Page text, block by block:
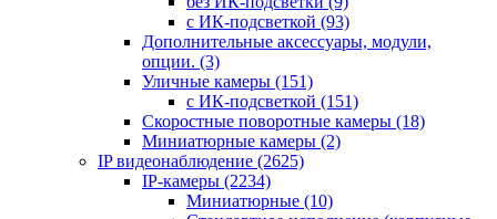
с ИК-подсветкой (93)
Дополнительные аксессуары, модули,
опции. (3)
Уличные камеры (151)
с ИК-подсветкой (151)
Скоростные поворотные камеры (18)
Миниатюрные камеры (2)
IP видеонаблюдение (2625)
IP-камеры (2234)
Миниатюрные (10)